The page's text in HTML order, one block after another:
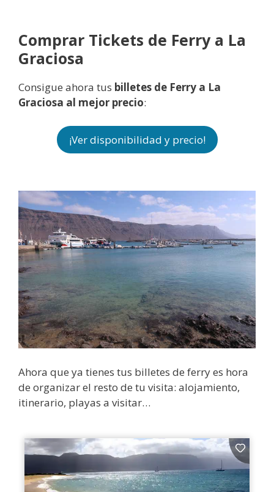
Comprar Tickets de Ferry a La
Graciosa
Consigue ahora tus billetes de Ferry a La
Graciosa al mejor precio:
¡Ver disponibilidad y precio!
Ahora que ya tienes tus billetes de ferry es hora
de organizar el resto de tu visita: alojamiento,
itinerario, playas a visitar…